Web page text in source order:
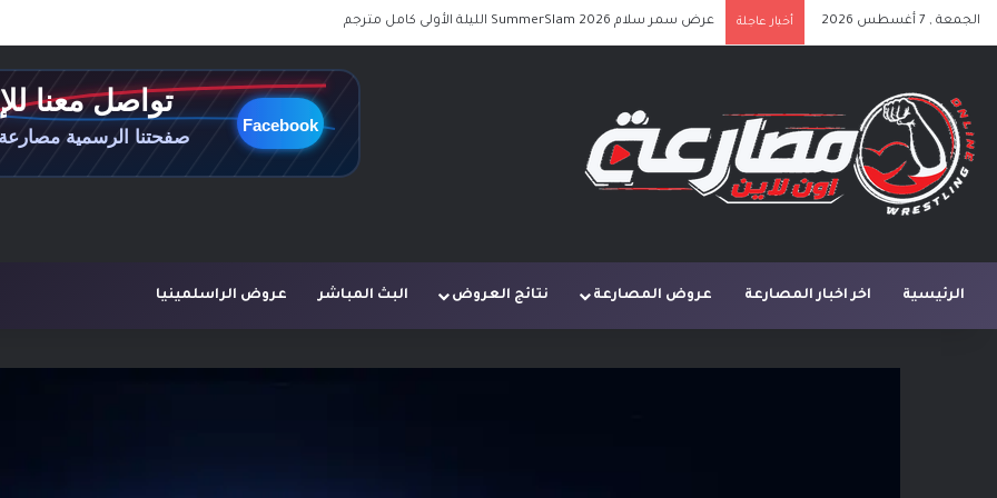
الجمعة , 7 أغسطس 2026 أخبار عاجلة عرض سمر سلام SummerSlam 2026 الليلة الأولى كامل مترجم
الرئيسية اخر اخبار المصارعة عروض المصارعة نتائج العروض البث المباشر عروض الراسلمينيا